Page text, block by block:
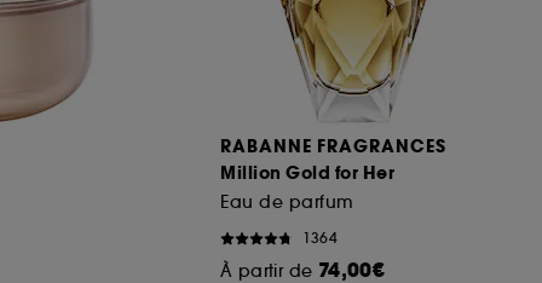
RABANNE FRAGRANCES
Million Gold for Her
Eau de parfum
1364
À partir de 74,00€